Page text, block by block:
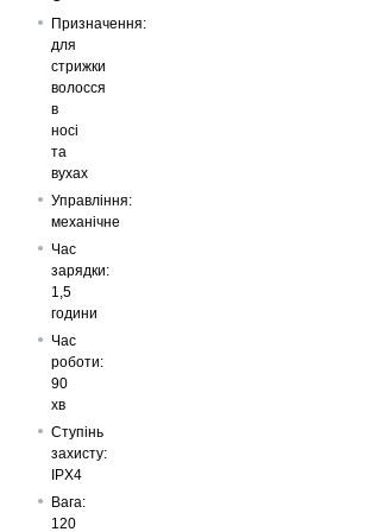
Призначення:
для
стрижки
волосся
в
носі
та
вухах
Управління:
механічне
Час
зарядки:
1,5
години
Час
роботи:
90
хв
Ступінь
захисту:
IPX4
Вага:
120